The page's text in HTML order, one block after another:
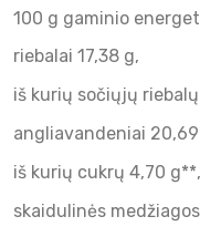
100 g gaminio
riebalai 17,38 g,
iš kurių sočiųjų
angliavandeniai
iš kurių cukrų 4,70 g**,
skaidulinės